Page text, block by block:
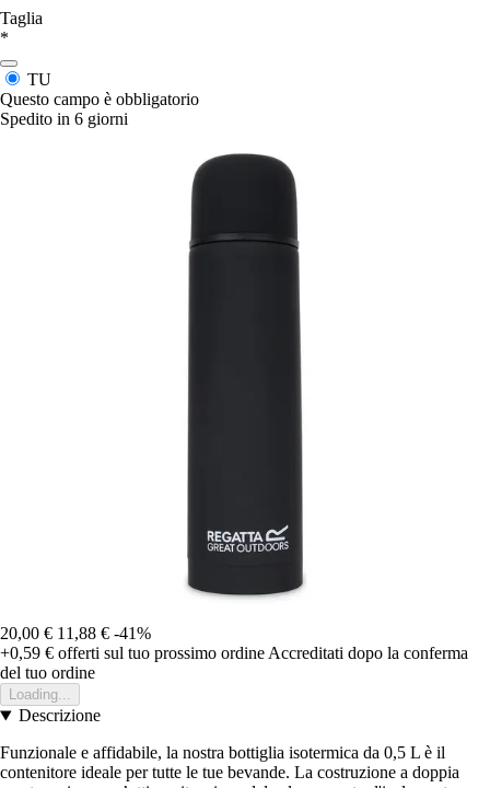
Taglia
*
TU
Questo campo è obbligatorio
Spedito in 6 giorni
20,00 € 11,88 € -41%
+0,59 € offerti sul tuo prossimo ordine Accreditati dopo la conferma
del tuo ordine
Loading...
Descrizione
Funzionale e affidabile, la nostra bottiglia isotermica da 0,5 L è il
contenitore ideale per tutte le tue bevande. La costruzione a doppia